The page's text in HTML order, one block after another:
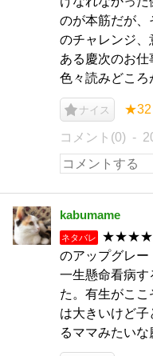
のが本筋だが、
のチャレンジ、
ある慶次のお
色々読みどころ
ナイス ★32
コメント(0)
kabumame
ネタバレ
★★★★☆
のアップグレー
一生懸命看病す
た。有生がこ
は大きいけど
るママみたいな